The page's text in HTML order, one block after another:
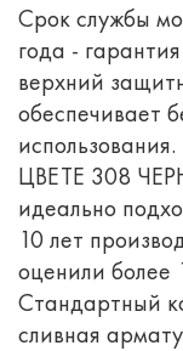
Срок службы
года -
верхний
обеспечивает
ЦВЕТЕ 308
идеально
10 лет
оценили более
Стандартный
сливная